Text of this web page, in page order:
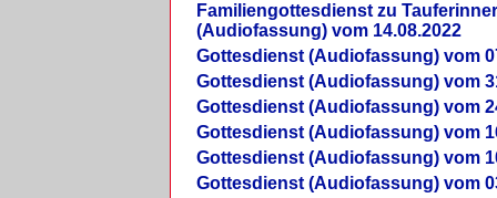
Familiengottesdienst zu
(Audiofassung) vom 14.08.2022
Gottesdienst (Audiofassung) vom
Gottesdienst (Audiofassung) vom
Gottesdienst (Audiofassung) vom
Gottesdienst (Audiofassung) vom
Gottesdienst (Audiofassung) vom
Gottesdienst (Audiofassung) vom